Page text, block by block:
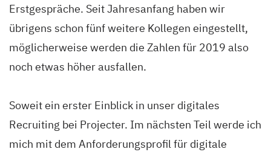
Erstgespräche. Seit Jahresanfang haben wir
übrigens schon fünf weitere Kollegen eingestellt,
möglicherweise werden die Zahlen für 2019 also
noch etwas höher ausfallen.
Soweit ein erster Einblick in unser digitales
Recruiting bei Projecter. Im nächsten Teil werde ich
mich mit dem Anforderungsprofil für digitale